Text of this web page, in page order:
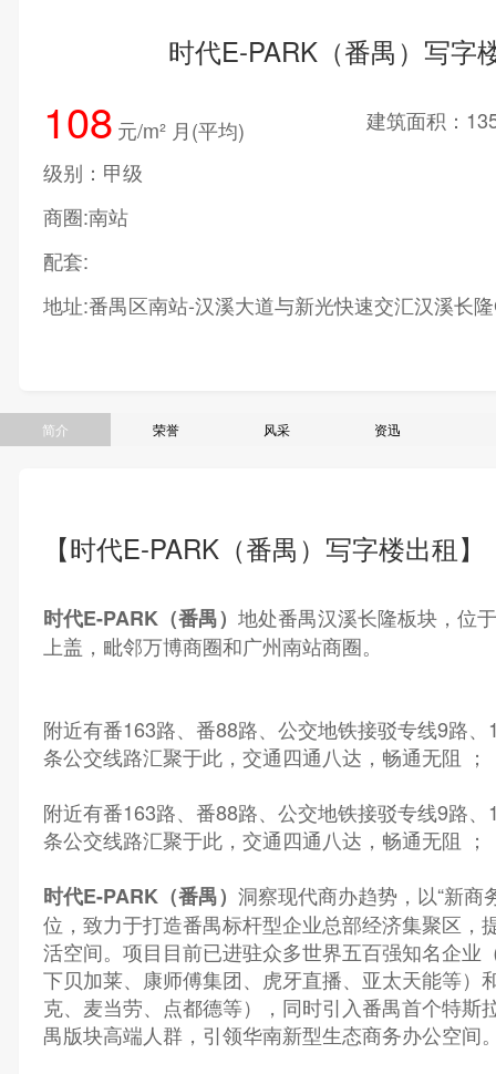
时代E-PARK（番禺）写字
108 元/m² 月(平均)
建筑面积：
级别：甲级
商圈:南站
配套:
地址:番禺区南站-汉溪大道与新光快速交汇汉溪长
简介 荣誉 风采 资迅
【时代E-PARK（番禺）写字楼出租】
时代E-PARK（番禺） 地处番禺汉溪长隆板块，位
上盖，毗邻万博商圈和广州南站商圈。
附近有番163路、番88路、公交地铁接驳专线9路
条公交线路汇聚于此，交通四通八达，畅通无阻 ；
附近有番163路、番88路、公交地铁接驳专线9路
条公交线路汇聚于此，交通四通八达，畅通无阻 ；
时代E-PARK（番禺） 洞察现代商办趋势，以“新商
位，致力于打造番禺标杆型企业总部经济集聚区，
活空间。项目目前已进驻众多世界五百强知名企业
下贝加莱、康师傅集团、虎牙直播、亚太天能等）
克、麦当劳、点都德等），同时引入番禺首个特斯
禺版块高端人群，引领华南新型生态商务办公空间